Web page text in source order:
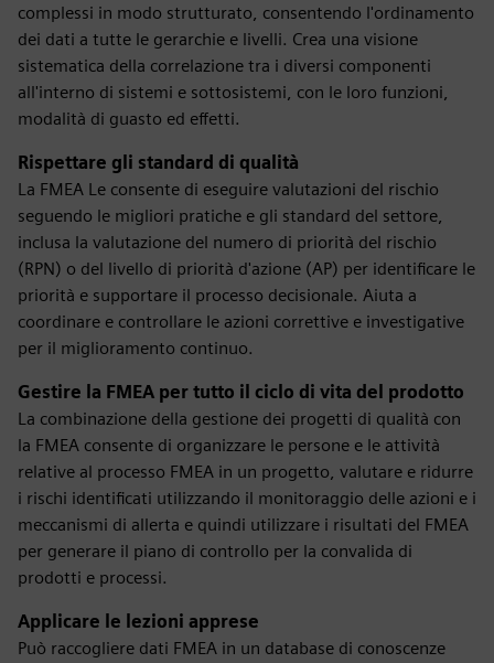
complessi in modo strutturato, consentendo l'ordinamento
dei dati a tutte le gerarchie e livelli. Crea una visione
sistematica della correlazione tra i diversi componenti
all'interno di sistemi e sottosistemi, con le loro funzioni,
modalità di guasto ed effetti.
Rispettare gli standard di qualità
La FMEA Le consente di eseguire valutazioni del rischio
seguendo le migliori pratiche e gli standard del settore,
inclusa la valutazione del numero di priorità del rischio
(RPN) o del livello di priorità d'azione (AP) per identificare le
priorità e supportare il processo decisionale. Aiuta a
coordinare e controllare le azioni correttive e investigative
per il miglioramento continuo.
Gestire la FMEA per tutto il ciclo di vita del prodotto
La combinazione della gestione dei progetti di qualità con
la FMEA consente di organizzare le persone e le attività
relative al processo FMEA in un progetto, valutare e ridurre
i rischi identificati utilizzando il monitoraggio delle azioni e i
meccanismi di allerta e quindi utilizzare i risultati del FMEA
per generare il piano di controllo per la convalida di
prodotti e processi.
Applicare le lezioni apprese
Può raccogliere dati FMEA in un database di conoscenze